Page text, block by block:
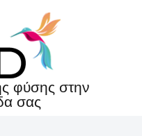
φύσης στην
σας